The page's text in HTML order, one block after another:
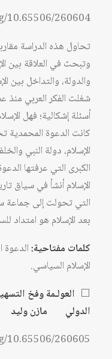
10.65506/260604
تحاول هذه الدراسة
وتبحث في العلاقة بين
والدولة، والتداخل بين
شغلت الفكر العربي منذ
أسئلة إشكالية؛ فهل
كانت الدعوة المحمدية
الإسلام، دولة النبي
الكبرى التي عرفتها
الإسلام أنشأ في سياق
التي تحولت إلى جماعة
بعد الإسلام هو امتداد
كلمات مفتاحية:الدعوة
الإسلام السياسي.
⬜ العولـمة وفخ
الدولي مازن وليد 82
10.65506/260605